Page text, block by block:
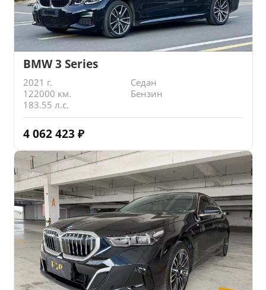
BMW 3 Series
2021 г.
Седан
122000 км.
Бензин
183.55 л.с.
4 062 423 ₽